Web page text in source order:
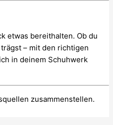
etwas bereithalten. Ob du
– mit den richtigen
in deinem Schuhwerk
zusammenstellen.